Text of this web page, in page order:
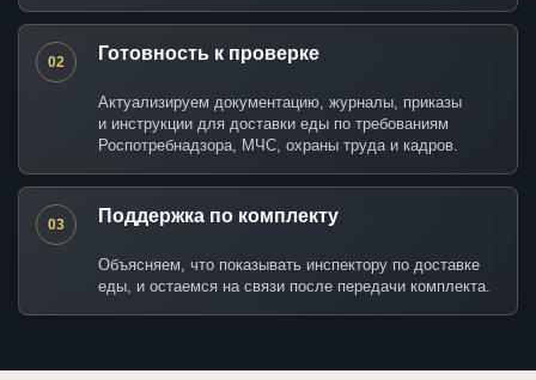
02 Готовность к проверке
Актуализируем документацию, журналы, приказы
и инструкции для доставки еды по требованиям
Роспотребнадзора, МЧС, охраны труда и кадров.
03 Поддержка по комплекту
Объясняем, что показывать инспектору по доставке
еды, и остаемся на связи после передачи комплекта.